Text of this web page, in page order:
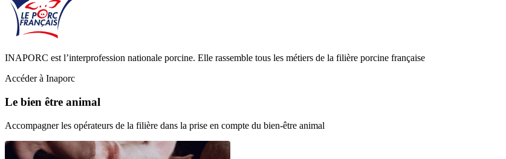
INAPORC est l’interprofession nationale porcine. Elle rassemble tous les métiers de la filière porcine française
Accéder à Inaporc
Le bien être animal
Accompagner les opérateurs de la filière dans la prise en compte du bien-être animal